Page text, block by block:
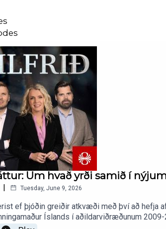
Um hvað yrði samið í
| Tuesday, June 9, 2026
ef þjóðin greiðir atkvæði með því að hefja
Íslands í aðildarviðræðunum
Í síðari hluta þáttarins koma Gylfi